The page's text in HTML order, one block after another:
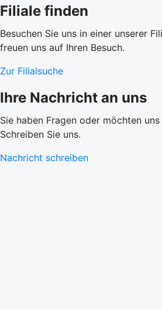
Filiale finden
Besuchen Sie uns in einer unserer
freuen uns auf Ihren Besuch.
Zur Filialsuche
Ihre Nachricht an uns
Sie haben Fragen oder möchten
Schreiben Sie uns.
Nachricht schreiben